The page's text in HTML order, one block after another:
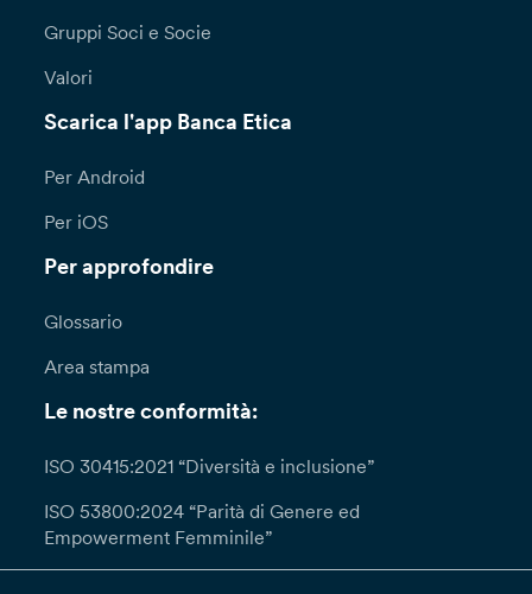
Gruppi Soci e Socie
Valori
Scarica l'app Banca Etica
Per Android
Per iOS
Per approfondire
Glossario
Area stampa
Le nostre conformità:
ISO 30415:2021 “Diversità e inclusione”
ISO 53800:2024 “Parità di Genere ed
Empowerment Femminile”